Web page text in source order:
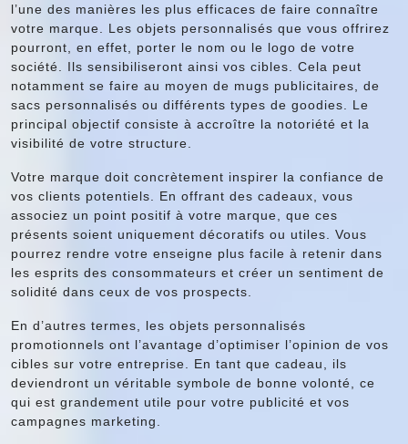
l’une des manières les plus efficaces de faire connaître
votre marque. Les objets personnalisés que vous offrirez
pourront, en effet, porter le nom ou le logo de votre
société. Ils sensibiliseront ainsi vos cibles. Cela peut
notamment se faire au moyen de mugs publicitaires, de
sacs personnalisés ou différents types de goodies. Le
principal objectif consiste à accroître la notoriété et la
visibilité de votre structure.
Votre marque doit concrètement inspirer la confiance de
vos clients potentiels. En offrant des cadeaux, vous
associez un point positif à votre marque, que ces
présents soient uniquement décoratifs ou utiles. Vous
pourrez rendre votre enseigne plus facile à retenir dans
les esprits des consommateurs et créer un sentiment de
solidité dans ceux de vos prospects.
En d’autres termes, les objets personnalisés
promotionnels ont l’avantage d’optimiser l’opinion de vos
cibles sur votre entreprise. En tant que cadeau, ils
deviendront un véritable symbole de bonne volonté, ce
qui est grandement utile pour votre publicité et vos
campagnes marketing.